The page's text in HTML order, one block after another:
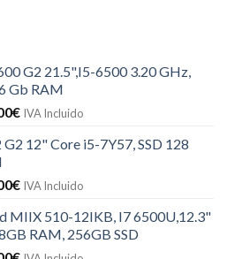
G2 21.5",I5-6500 3.20 GHz,
Gb RAM
€ IVA Incluido
12" Core i5-7Y57, SSD 128
€ IVA Incluido
MIIX 510-12IKB, I7 6500U,12.3"
RAM, 256GB SSD